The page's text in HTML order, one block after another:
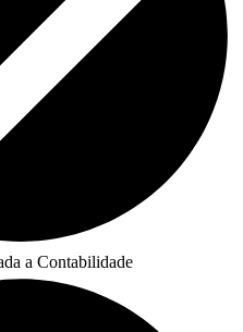
a Contabilidade